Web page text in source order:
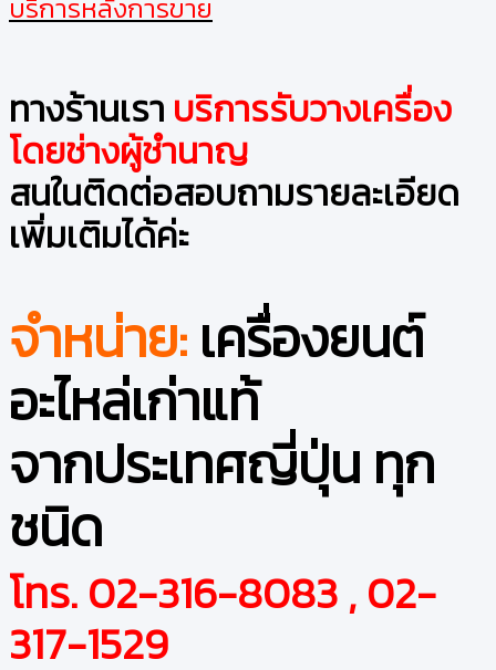
บริการหลังการขาย
ทางร้านเรา บริการรับวางเครื่อง
โดยช่างผู้ชำนาญ
สนในติดต่อสอบถามรายละเอียด
เพิ่มเติมได้ค่ะ
จำหน่าย:เครื่องยนต์
อะไหล่เก่าแท้
จากประเทศญี่ปุ่น ทุก
ชนิด
โทร. 02-316-8083 , 02-
317-1529